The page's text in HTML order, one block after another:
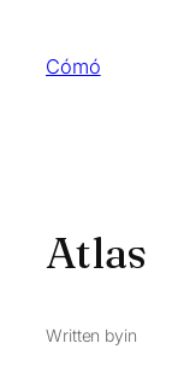
content
Cómó
Atlas
Written byin